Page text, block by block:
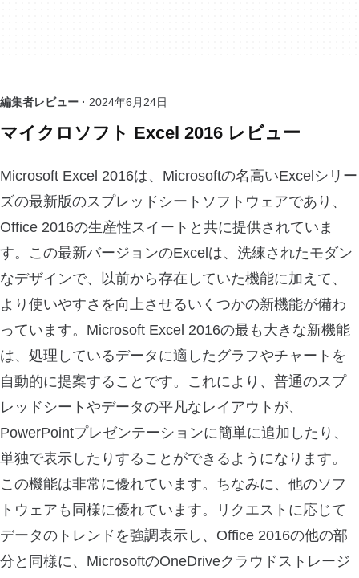
編集者レビュー · 2024年6月24日
マイクロソフト Excel 2016 レビュー
Microsoft Excel 2016は、Microsoftの名高いExcelシリー
ズの最新版のスプレッドシートソフトウェアであり、
Office 2016の生産性スイートと共に提供されていま
す。この最新バージョンのExcelは、洗練されたモダン
なデザインで、以前から存在していた機能に加えて、
より使いやすさを向上させるいくつかの新機能が備わ
っています。Microsoft Excel 2016の最も大きな新機能
は、処理しているデータに適したグラフやチャートを
自動的に提案することです。これにより、普通のスプ
レッドシートやデータの平凡なレイアウトが、
PowerPointプレゼンテーションに簡単に追加したり、
単独で表示したりすることができるようになります。
この機能は非常に優れています。ちなみに、他のソフ
トウェアも同様に優れています。リクエストに応じて
データのトレンドを強調表示し、Office 2016の他の部
分と同様に、MicrosoftのOneDriveクラウドストレージ